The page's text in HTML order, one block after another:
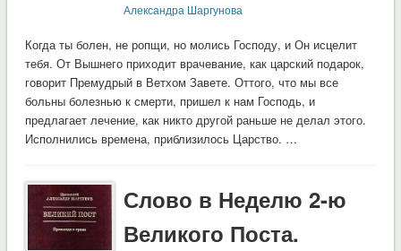
Александра Шаргунова
Когда ты болен, не ропщи, но молись Господу, и Он исцелит
тебя. От Вышнего приходит врачевание, как царский подарок,
говорит Премудрый в Ветхом Завете. Оттого, что мы все
больны болезнью к смерти, пришел к нам Господь, и
предлагает лечение, как никто другой раньше не делал этого.
Исполнились времена, приблизилось Царство. …
Слово в Неделю 2-ю
Великого Поста.